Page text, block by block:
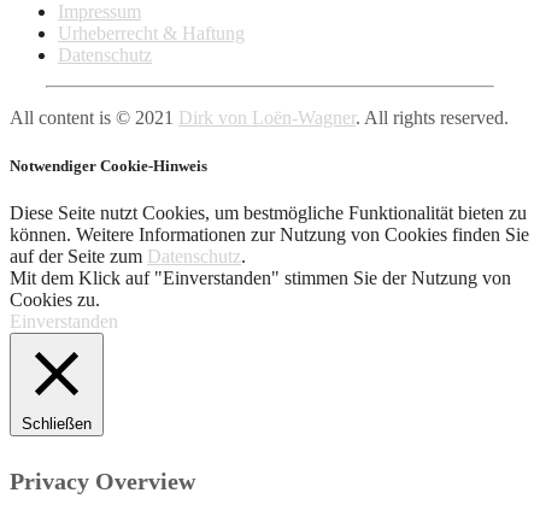
Impressum
Urheberrecht & Haftung
Datenschutz
All content is © 2021 Dirk von Loën-Wagner. All rights reserved.
Notwendiger Cookie-Hinweis
Diese Seite nutzt Cookies, um bestmögliche Funktionalität bieten zu
können. Weitere Informationen zur Nutzung von Cookies finden Sie
auf der Seite zum Datenschutz.
Mit dem Klick auf "Einverstanden" stimmen Sie der Nutzung von
Cookies zu.
Einverstanden
Schließen
Privacy Overview